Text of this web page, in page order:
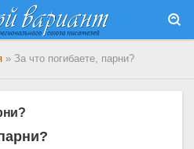
» За что погибаете, парни?